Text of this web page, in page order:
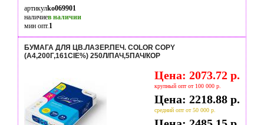
артикулko069901
наличиев наличии
мин опт.1
БУМАГА ДЛЯ ЦВ.ЛАЗЕР.ПЕЧ. COLOR COPY
(А4,200Г,161CIE%) 250Л/ПАЧ,5ПАЧ/КОР
Цена: 2073.72 р.
крупный опт от 100 000 р.
Цена: 2218.88 р.
средний опт от 50 000 р.